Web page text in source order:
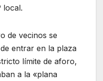
local.
de vecinos se
entrar en la plaza
límite de aforo,
a la «plana